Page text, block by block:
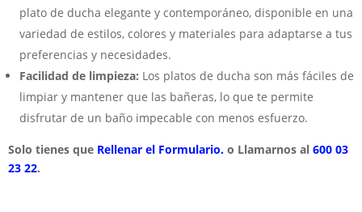
plato de ducha elegante y contemporáneo, disponible en una
variedad de estilos, colores y materiales para adaptarse a tus
preferencias y necesidades.
Facilidad de limpieza: Los platos de ducha son más fáciles de
limpiar y mantener que las bañeras, lo que te permite
disfrutar de un baño impecable con menos esfuerzo.
Solo tienes que Rellenar el Formulario. o Llamarnos al 600 03
23 22.